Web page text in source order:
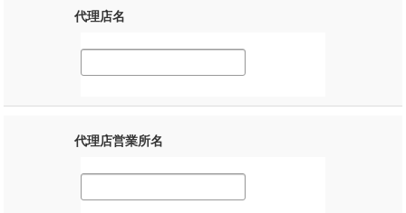
代理店名
代理店営業所名